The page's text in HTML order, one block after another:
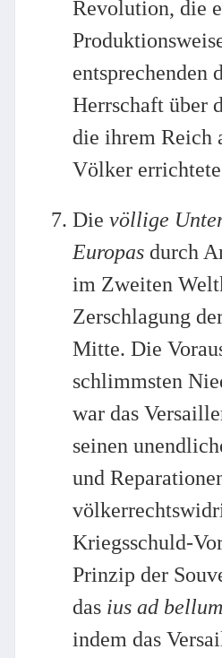
Revolution, die
entsprechenden
Herrschaft über
die ihrem Reich
Völker
Die völlige
Europas durch
im Zweiten
Zerschlagung
Mitte. Die
schlimmsten
war das
seinen
und
Kriegsschuld-
Prinzip der
das ius ad bellum
indem das